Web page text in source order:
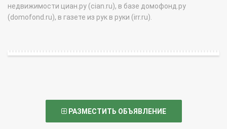
недвижимости циан.ру (cian.ru), в базе домофонд.ру
(domofond.ru), в газете из рук в руки (irr.ru).
РАЗМЕСТИТЬ ОБЪЯВЛЕНИЕ